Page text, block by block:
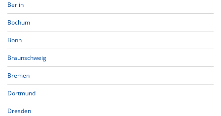
Berlin
Bochum
Bonn
Braunschweig
Bremen
Dortmund
Dresden